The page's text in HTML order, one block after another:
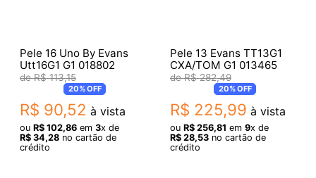
Pele 16 Uno By Evans
Utt16G1 G1 018802
R$ 113,15
20%OFF
R$ 90,52 à vista
ou R$ 102,86em 3x de
R$ 34,28no cartão de
crédito
Pele 13 Evans TT13G1
CXA/TOM G1 013465
R$ 282,49
20%OFF
R$ 225,99 à vista
ou R$ 256,81 em 9x de
R$ 28,53no cartão de
crédito